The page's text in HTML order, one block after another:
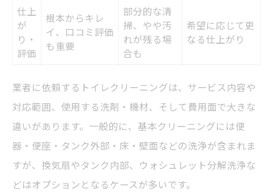
頑固な汚れに強い清掃法を紹介
トイレクリーニングで落ちる汚れの種類
自力清掃と業者依頼の効果差
ハウスクリーニングで衛生的なトイレを実現
ハウスクリーニング内容比較表
トイレクリーニングと他箇所の同時依頼術
衛生的なトイレを保つためのポイント
仕上
が
り・
評価
根本からキレ
イ、口コミ評価
も重要
部分的な清
掃、やや汚
れが残る場
合も
希望に応じて更
なる仕上がり
業者に依頼するトイレクリーニングは、サービス内容や
対応範囲、使用する洗剤・機材、そして費用面で大きな
違いがあります。一般的に、基本クリーニングには便
器・便座・タンク外部・床・壁面などの洗浄が含まれま
すが、換気扇やタンク内部、ウォシュレット分解洗浄な
どはオプションとなるケースが多いです。